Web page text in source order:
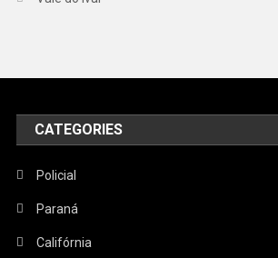
CATEGORIES
Policial
Paraná
Califórnia